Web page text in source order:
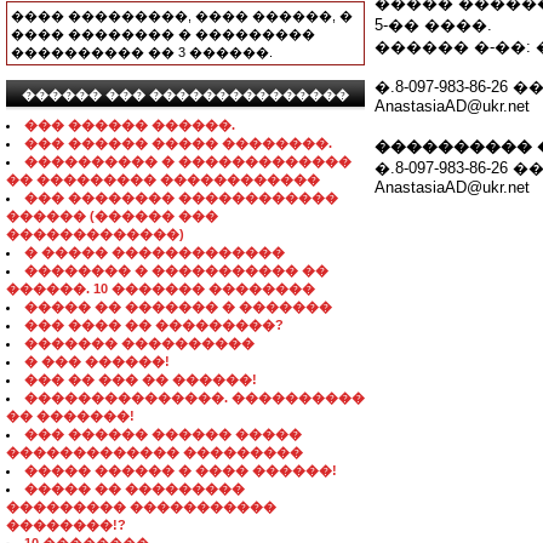
���� ���������, ���� ������, �
���� �������� � ���������
���������� �� 3 ������.
������ ��� ���������������
��� ������ ������.
��� ������ ����� ��������.
���������� � �������������
�� ��������� ������������
��� �������� ������������
������ (������ ���
�������������)
� ����� �������������
�������� � ����������� ��
������. 10 ������� ��������
����� �� ������� � �������
��� ���� �� ���������?
������� ����������
� ��� ������!
��� �� ��� �� ������!
���������������. ����������
�� �������!
��� ������ ������ �����
������������� ���������
����� ������ � ���� ������!
����� �� ���������
��������� �����������
��������!?
5-�� ����.
������ �-��:
�.8-097-983-86-
AnastasiaAD@ukr.net
����������
�.8-097-983-86-
AnastasiaAD@ukr.net